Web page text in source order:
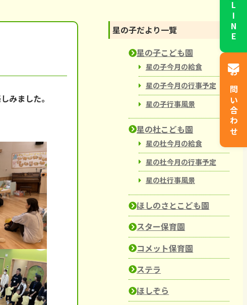
みました。
星の子だより一覽
星の子こども園
星の子今月の給食
星の子今月の行事予定
星の子行事風景
星の杜こども園
星の杜今月の給食
星の杜今月の行事予定
星の杜行事風景
ほしのさとこども園
スター保育園
コメット保育園
ステラ
ほしぞら
LINE
お問い合わせ